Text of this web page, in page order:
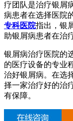
疗团队是治疗银屑
病患者在选择医院
专科医院指出，银
助银屑病患者在治
银屑病治疗医院的
的医疗设备的专业
治好银屑病。在选
择一家治疗好的治
有保障。